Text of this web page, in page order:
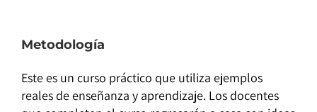
Metodología
Este es un curso práctico que utiliza ejemplos
reales de enseñanza y aprendizaje. Los docentes